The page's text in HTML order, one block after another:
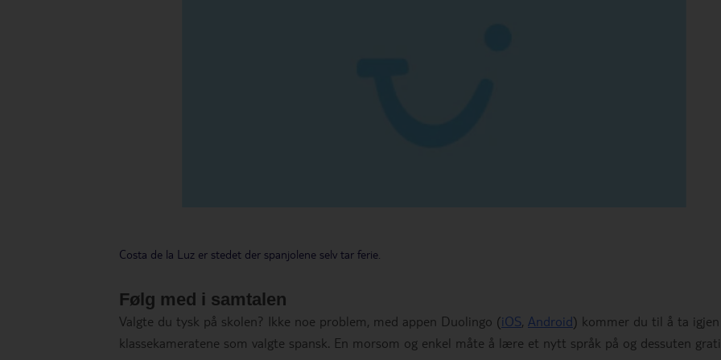
Costa de la Luz er stedet der spanjolene selv tar ferie.
Følg med i samtalen
Valgte du tysk på skolen? Ikke noe problem, med appen Duolingo (iOS, Android) kommer du til å ta igjen
klassekameratene som valgte spansk. En morsom og enkel måte å lære et nytt språk på og dessuten